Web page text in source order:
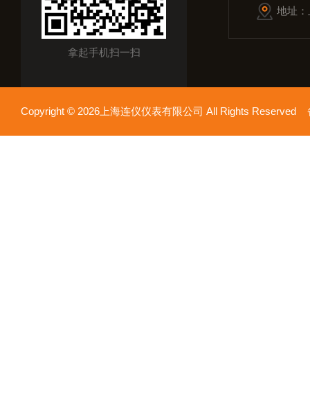
拿起手机扫一扫
地址
Copyright © 2026上海连仪仪表有限公司 All Rights Reserved